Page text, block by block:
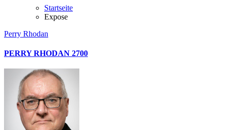
Startseite
Expose
Perry Rhodan
PERRY RHODAN 2700